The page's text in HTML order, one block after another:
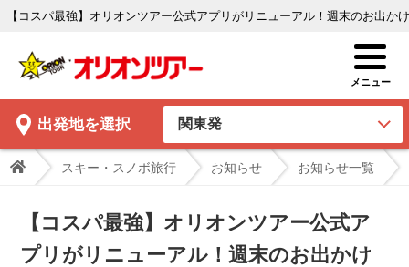
【コスパ最強】オリオンツアー公式アプリがリニューアル！週末のお出
出発地を選択
スキー・スノボ旅行 お知らせ お知らせ一覧
【コスパ最強】オリオンツアー公式ア
プリがリニューアル！週末のお出かけ